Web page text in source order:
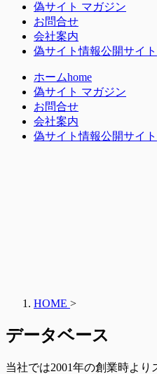
偽サイト マガジン
お問合せ
会社案内
偽サイト情報公開サイト
ホームhome
偽サイト マガジン
お問合せ
会社案内
偽サイト情報公開サイト
HOME >
データベース
当社では2001年の創業時よ